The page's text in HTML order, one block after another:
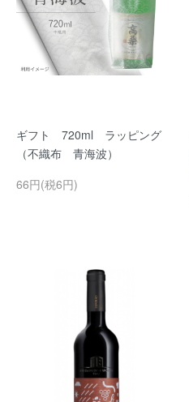
ギフト 720ml ラッピング
（不織布 青海波）
66円(税6円)